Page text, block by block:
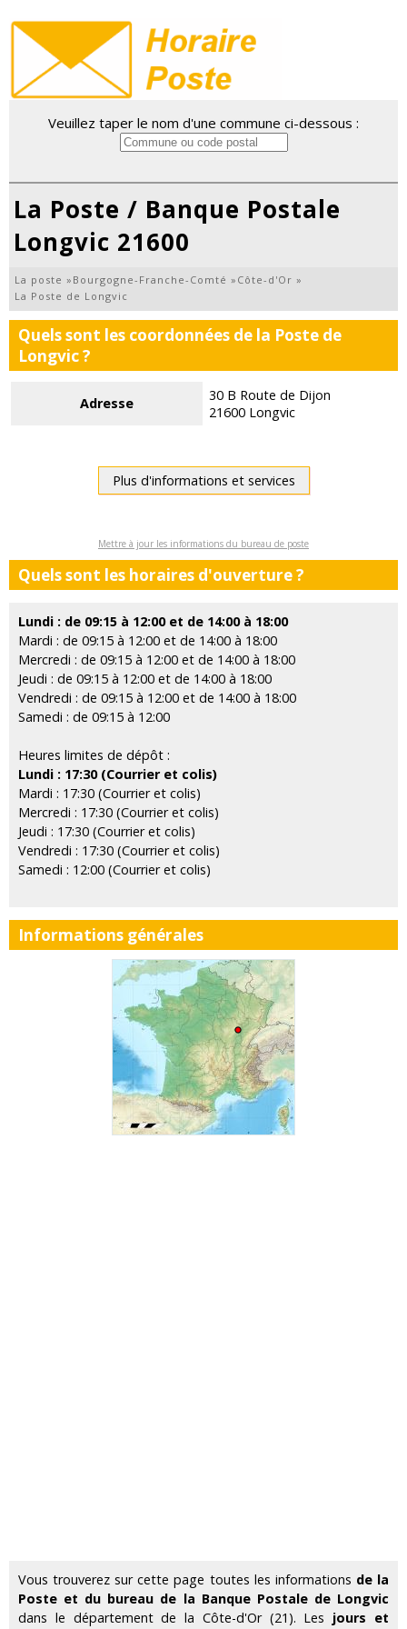
Veuillez taper le nom d'une commune ci-dessous :
La Poste / Banque Postale
Longvic 21600
La poste » Bourgogne-Franche-Comté » Côte-d'Or »
La Poste de Longvic
Quels sont les coordonnées de la Poste de
Longvic ?
Adresse
30 B Route de Dijon
21600 Longvic
Plus d'informations et services
Mettre à jour les informations du bureau de poste
Quels sont les horaires d'ouverture ?
Lundi : de 09:15 à 12:00 et de 14:00 à 18:00
Mardi : de 09:15 à 12:00 et de 14:00 à 18:00
Mercredi : de 09:15 à 12:00 et de 14:00 à 18:00
Jeudi : de 09:15 à 12:00 et de 14:00 à 18:00
Vendredi : de 09:15 à 12:00 et de 14:00 à 18:00
Samedi : de 09:15 à 12:00
Heures limites de dépôt :
Lundi : 17:30 (Courrier et colis)
Mardi : 17:30 (Courrier et colis)
Mercredi : 17:30 (Courrier et colis)
Jeudi : 17:30 (Courrier et colis)
Vendredi : 17:30 (Courrier et colis)
Samedi : 12:00 (Courrier et colis)
Informations générales
Vous trouverez sur cette page toutes les informations de la
Poste et du bureau de la Banque Postale de Longvic
dans le département de la Côte-d'Or (21). Les jours et